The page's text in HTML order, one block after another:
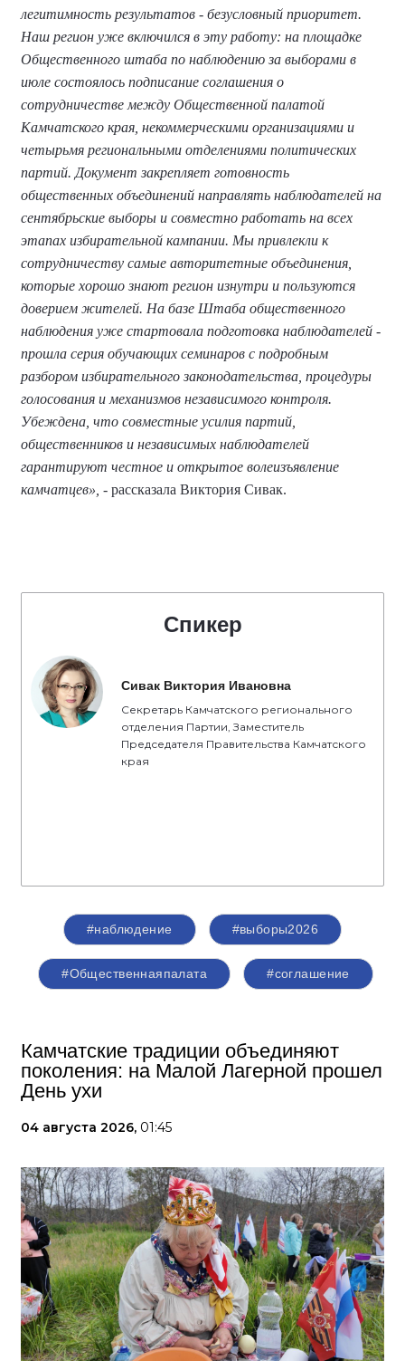
легитимность результатов - безусловный приоритет.
Наш регион уже включился в эту работу: на площадке
Общественного штаба по наблюдению за выборами в
июле состоялось подписание соглашения о
сотрудничестве между Общественной палатой
Камчатского края, некоммерческими организациями и
четырьмя региональными отделениями политических
партий. Документ закрепляет готовность
общественных объединений направлять наблюдателей на
сентябрьские выборы и совместно работать на всех
этапах избирательной кампании. Мы привлекли к
сотрудничеству самые авторитетные объединения,
которые хорошо знают регион изнутри и пользуются
доверием жителей. На базе Штаба общественного
наблюдения уже стартовала подготовка наблюдателей -
прошла серия обучающих семинаров с подробным
разбором избирательного законодательства, процедуры
голосования и механизмов независимого контроля.
Убеждена, что совместные усилия партий,
общественников и независимых наблюдателей
гарантируют честное и открытое волеизъявление
камчатцев», - рассказала Виктория Сивак.
Спикер
Сивак Виктория Ивановна
Секретарь Камчатского регионального
отделения Партии, Заместитель
Председателя Правительства Камчатского
края
#наблюдение #выборы2026
#Общественнаяпалата #соглашение
Камчатские традиции объединяют
поколения: на Малой Лагерной прошел
День ухи
04 августа 2026, 01:45